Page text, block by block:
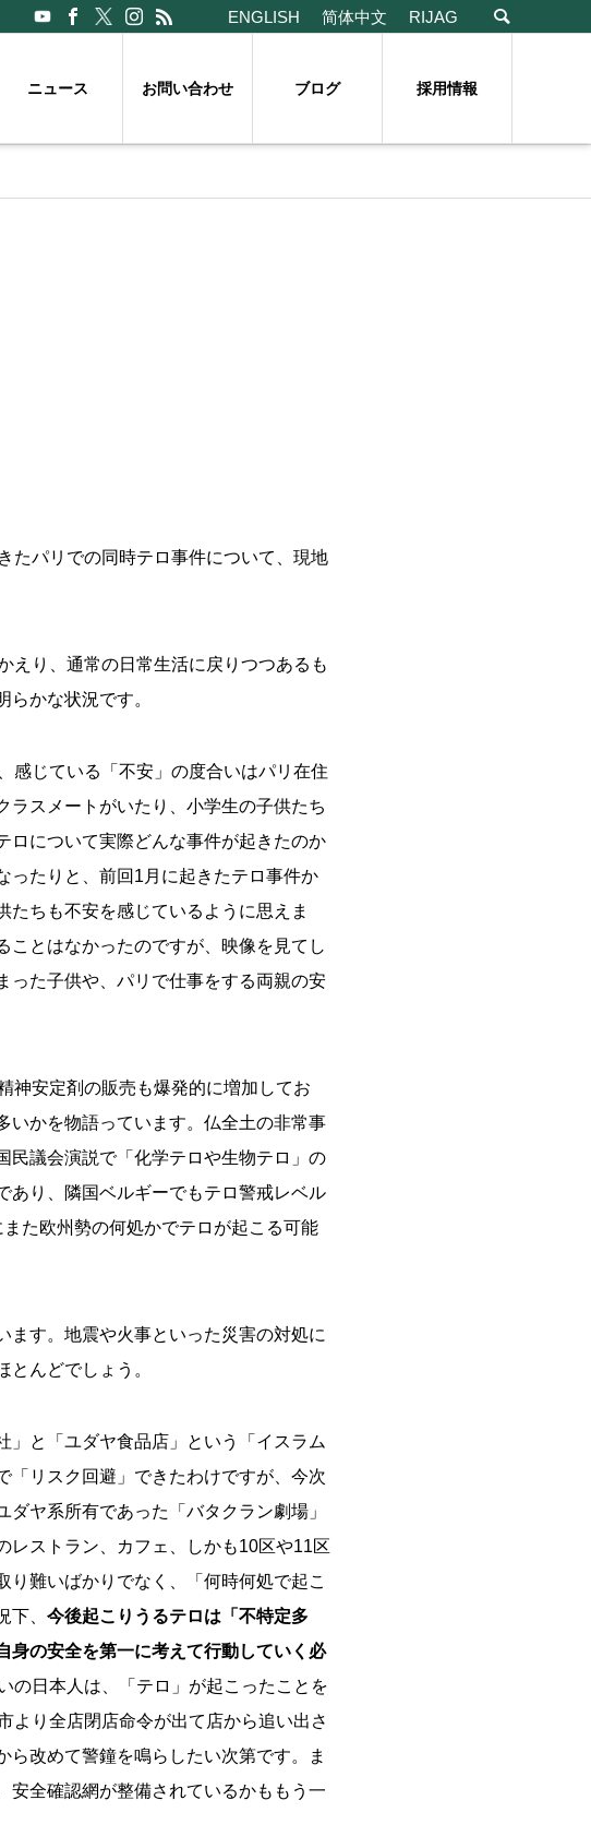
ENGLISH 简体中文 RIJAG
ニュース お問い合わせ ブログ 採用情報
たパリでの同時テロ事件について、現地
えり、通常の日常生活に戻りつつあるも
かな状況です。
感じている「不安」の度合いはパリ在住
ラスメートがいたり、小学生の子供たち
ロについて実際どんな事件が起きたのか
ったりと、前回1月に起きたテロ事件か
ちも不安を感じているように思えま
ことはなかったのですが、映像を見てし
った子供や、パリで仕事をする両親の安
神安定剤の販売も爆発的に増加してお
いかを物語っています。仏全土の非常事
民議会演説で「化学テロや生物テロ」の
あり、隣国ベルギーでもテロ警戒レベル
た欧州勢の何処かでテロが起こる可能
ます。地震や火事といった災害の対処に
んどでしょう。
」と「ユダヤ食品店」という「イスラム
「リスク回避」できたわけですが、今次
ヤ系所有であった「バタクラン劇場」
レストラン、カフェ、しかも10区や11区
難いばかりでなく、「何時何処で起こ
、 今後起こりうるテロは「不特定多
身の安全を第一に考えて行動していく必
の日本人は、「テロ」が起こったことを
より全店閉店命令が出て店から追い出さ
改めて警鐘を鳴らしたい次第です。ま
安全確認網が整備されているかももう一